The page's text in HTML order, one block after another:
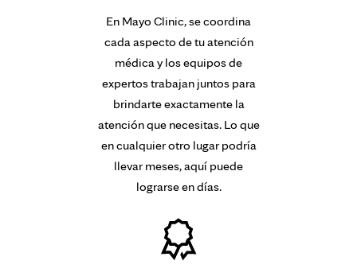
En Mayo Clinic, se coordina
cada aspecto de tu atención
médica y los equipos de
expertos trabajan juntos para
brindarte exactamente la
atención que necesitas. Lo que
en cualquier otro lugar podría
llevar meses, aquí puede
lograrse en días.